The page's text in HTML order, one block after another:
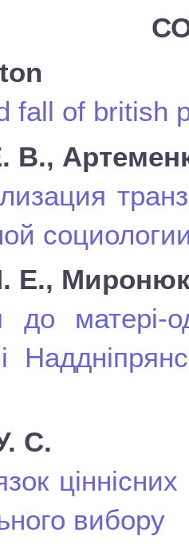
fall of british
В.,
Е.,
до матері-
С.
вибору